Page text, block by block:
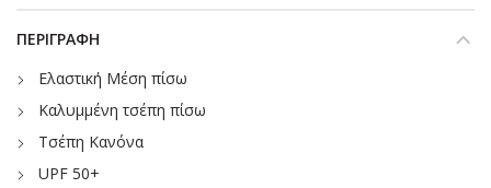
ΠΕΡΙΓΡΑΦΉ
Ελαστική Μέση πίσω
Καλυμμένη τσέπη πίσω
Τσέπη Κανόνα
UPF 50+